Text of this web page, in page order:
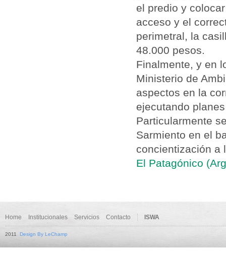
el predio y
acceso y el
perimetral, la
48.000 pesos.
Finalmente, y en
Ministerio de
aspectos en la
ejecutando
Particularmente
Sarmiento en el
concientización a
El Patagónico
Home Institucionales Servicios Contacto ISWA
2011 Design By LeChamp